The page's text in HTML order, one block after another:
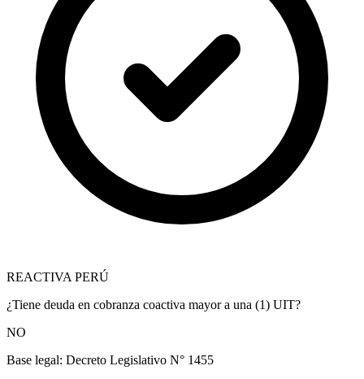
REACTIVA PERÚ
¿Tiene deuda en cobranza coactiva mayor a una (1) UIT?
NO
Base legal: Decreto Legislativo N° 1455